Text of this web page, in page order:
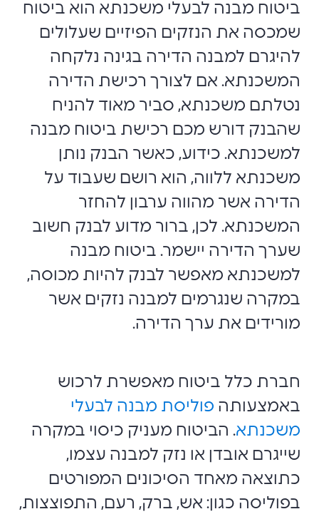
ביטוח מבנה לבעלי משכנתא הוא ביטוח
שמכסה את הנזקים הפיזיים שעלולים
להיגרם למבנה הדירה בגינה נלקחה
המשכנתא. אם לצורך רכישת הדירה
נטלתם משכנתא, סביר מאוד להניח
שהבנק דורש מכם רכישת ביטוח מבנה
למשכנתא. כידוע, כאשר הבנק נותן
משכנתא ללווה, הוא רושם שעבוד על
הדירה אשר מהווה ערבון להחזר
המשכנתא. לכן, ברור מדוע לבנק חשוב
שערך הדירה יישמר. ביטוח מבנה
למשכנתא מאפשר לבנק להיות מכוסה,
במקרה שנגרמים למבנה נזקים אשר
מורידים את ערך הדירה.
חברת כלל ביטוח מאפשרת לרכוש
באמצעותה פוליסת מבנה לבעלי
משכנתא.הביטוח מעניק כיסוי במקרה
שייגרם אובדן או נזק למבנה עצמו,
כתוצאה מאחד הסיכונים המפורטים
בפוליסה כגון: אש, ברק, רעם, התפוצצות,